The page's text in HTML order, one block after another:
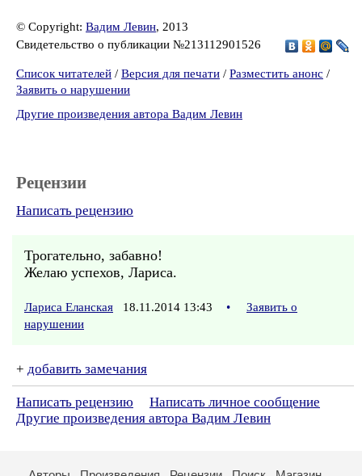
© Copyright: Вадим Левин, 2013
Свидетельство о публикации №213112901526
Список читателей / Версия для печати / Разместить анонс /
Заявить о нарушении
Другие произведения автора Вадим Левин
Рецензии
Написать рецензию
Трогательно, забавно!
Желаю успехов, Лариса.
Лариса Еланская 18.11.2014 13:43 •
Заявить о
нарушении
+ добавить замечания
Написать рецензию
Написать личное сообщение
Другие произведения автора Вадим Левин